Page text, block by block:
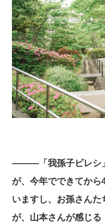
―――「我孫子ビレシ
が、今年でできてから
いますし、お孫さん
が、山本さんが感じる